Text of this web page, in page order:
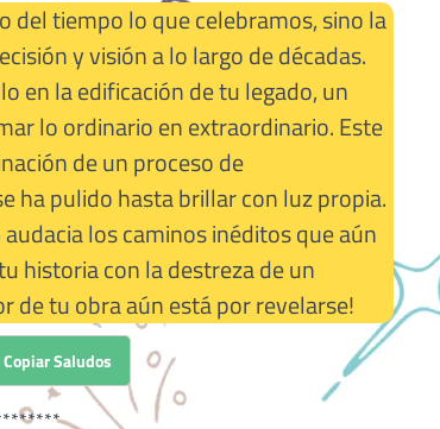
del tiempo lo que celebramos, sino la
y visión a lo largo de décadas.
en la edificación de tu legado, un
lo ordinario en extraordinario. Este
de un proceso de
ha pulido hasta brillar con luz propia.
los caminos inéditos que aún
historia con la destreza de un
de tu obra aún está por revelarse!
Copiar Saludos